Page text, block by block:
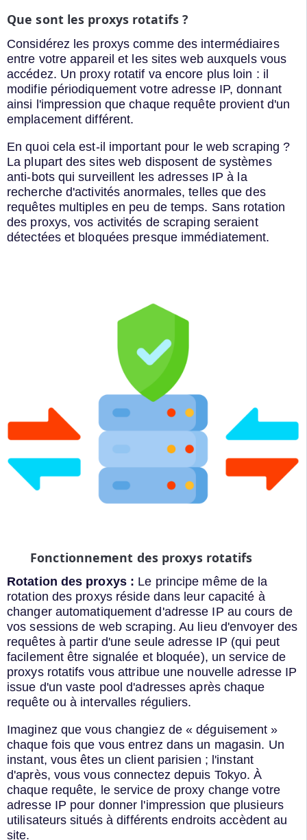
Que sont les proxys rotatifs ?
Considérez les proxys comme des intermédiaires
entre votre appareil et les sites web auxquels vous
accédez. Un proxy rotatif va encore plus loin : il
modifie périodiquement votre adresse IP, donnant
ainsi l'impression que chaque requête provient d'un
emplacement différent.
En quoi cela est-il important pour le web scraping ?
La plupart des sites web disposent de systèmes
anti-bots qui surveillent les adresses IP à la
recherche d'activités anormales, telles que des
requêtes multiples en peu de temps. Sans rotation
des proxys, vos activités de scraping seraient
détectées et bloquées presque immédiatement.
Fonctionnement des proxys rotatifs
Rotation des proxys : Le principe même de la
rotation des proxys réside dans leur capacité à
changer automatiquement d'adresse IP au cours de
vos sessions de web scraping. Au lieu d'envoyer des
requêtes à partir d'une seule adresse IP (qui peut
facilement être signalée et bloquée), un service de
proxys rotatifs vous attribue une nouvelle adresse IP
issue d'un vaste pool d'adresses après chaque
requête ou à intervalles réguliers.
Imaginez que vous changiez de « déguisement »
chaque fois que vous entrez dans un magasin. Un
instant, vous êtes un client parisien ; l'instant
d'après, vous vous connectez depuis Tokyo. À
chaque requête, le service de proxy change votre
adresse IP pour donner l'impression que plusieurs
utilisateurs situés à différents endroits accèdent au
site.